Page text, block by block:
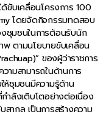
บเคลื่อนโครงการ 100
โดยจัดกิจกรรมทดสอบ
ชุมชนในการต้อนรับนัก
ตามนโยบายขับเคลื่อน
ของผู้ว่าราชการ
ามสามารถในด้านการ
ห้ชุมชนมีความรู้ด้าน
ำลังเติบโตอย่างต่อเนื่อง
สากล เป็นการสร้างความ